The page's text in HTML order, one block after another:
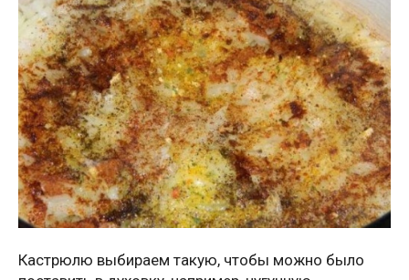
Кастрюлю выбираем такую, чтобы можно было